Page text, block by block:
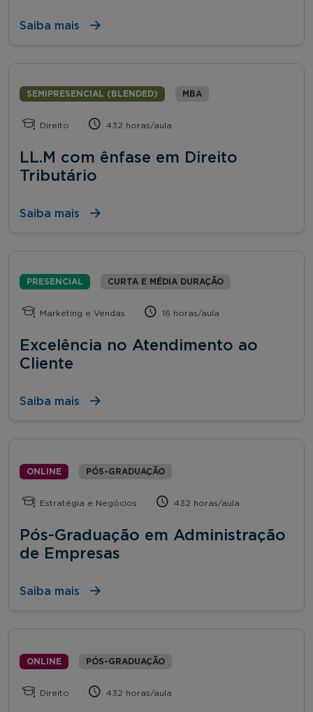
Saiba mais
SEMIPRESENCIAL (BLENDED) MBA
Direito 432 horas/aula
LL.M com ênfase em Direito
Tributário
Saiba mais
PRESENCIAL CURTA E MÉDIA DURAÇÃO
Marketing e Vendas 16 horas/aula
Excelência no Atendimento ao
Cliente
Saiba mais
ONLINE PÓS-GRADUAÇÃO
Estratégia e Negócios 432 horas/aula
Pós-Graduação em Administração
de Empresas
Saiba mais
ONLINE PÓS-GRADUAÇÃO
Direito 432 horas/aula